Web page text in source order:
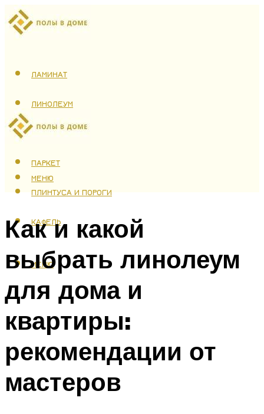
ЛАМИНАТ
ЛИНОЛЕУМ
ТЕПЛЫЙ ПОЛ
ПАРКЕТ
ПЛИНТУСА И ПОРОГИ
КАФЕЛЬ
МЕНЮ
МЕНЮ
Как и какой
выбрать линолеум
для дома и
квартиры:
рекомендации от
мастеров